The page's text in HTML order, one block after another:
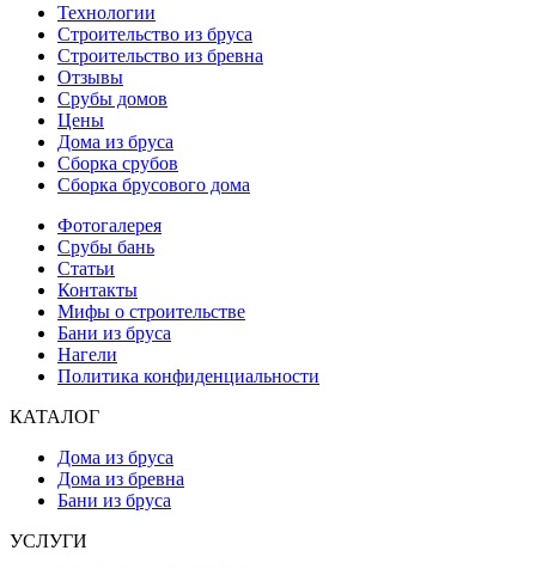
Технологии
Строительство из бруса
Строительство из бревна
Отзывы
Срубы домов
Цены
Дома из бруса
Сборка срубов
Сборка брусового дома
Фотогалерея
Срубы бань
Статьи
Контакты
Мифы о строительстве
Бани из бруса
Нагели
Политика конфиденциальности
КАТАЛОГ
Дома из бруса
Дома из бревна
Бани из бруса
УСЛУГИ